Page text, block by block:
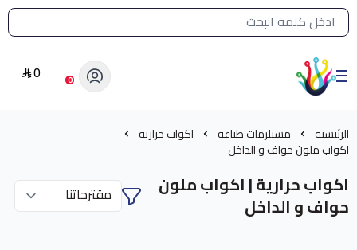
القائمة الرئيسية لمتجر الشرق النادر
الشرق النادر بيع مستلزمات طباعة حرارية 0
0
الرئيسية مستلزمات طباعة اكواب حرارية
اكواب ملون حواف و الداخل
اكواب حرارية | اكواب ملون
حواف و الداخل